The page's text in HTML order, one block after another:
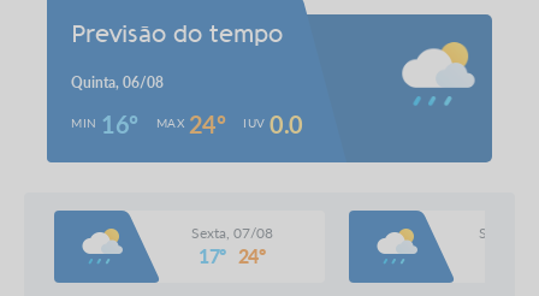
Previsão do tempo
Quinta, 06/08
MIN 16º MAX 24º IUV 0.0
Sexta, 07/08
17º 24º
Sábado,